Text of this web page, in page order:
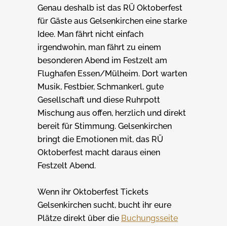
Genau deshalb ist das RÜ Oktoberfest
für Gäste aus Gelsenkirchen eine starke
Idee. Man fährt nicht einfach
irgendwohin, man fährt zu einem
besonderen Abend im Festzelt am
Flughafen Essen/Mülheim. Dort warten
Musik, Festbier, Schmankerl, gute
Gesellschaft und diese Ruhrpott
Mischung aus offen, herzlich und direkt
bereit für Stimmung. Gelsenkirchen
bringt die Emotionen mit, das RÜ
Oktoberfest macht daraus einen
Festzelt Abend.
Wenn ihr Oktoberfest Tickets
Gelsenkirchen sucht, bucht ihr eure
Plätze direkt über die Buchungsseite